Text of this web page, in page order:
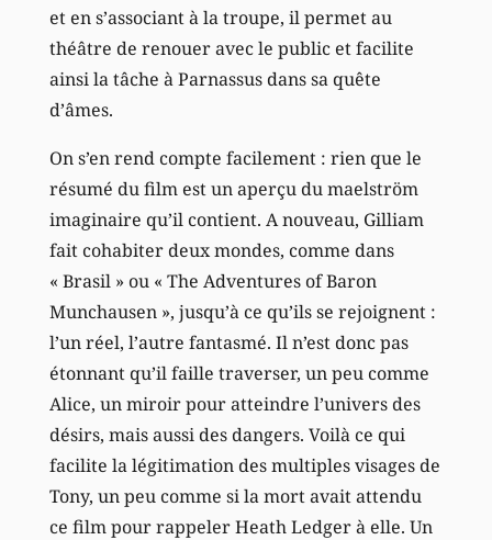
et en s’associant à la troupe, il permet au
théâtre de renouer avec le public et facilite
ainsi la tâche à Parnassus dans sa quête
d’âmes.
On s’en rend compte facilement : rien que le
résumé du film est un aperçu du maelström
imaginaire qu’il contient. A nouveau, Gilliam
fait cohabiter deux mondes, comme dans
« Brasil » ou « The Adventures of Baron
Munchausen », jusqu’à ce qu’ils se rejoignent :
l’un réel, l’autre fantasmé. Il n’est donc pas
étonnant qu’il faille traverser, un peu comme
Alice, un miroir pour atteindre l’univers des
désirs, mais aussi des dangers. Voilà ce qui
facilite la légitimation des multiples visages de
Tony, un peu comme si la mort avait attendu
ce film pour rappeler Heath Ledger à elle. Un